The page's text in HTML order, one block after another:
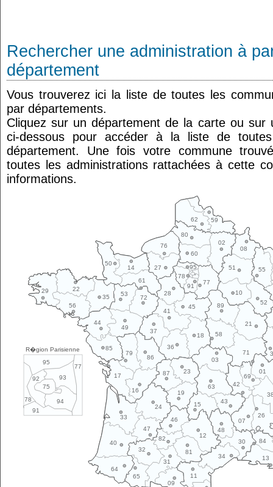
Rechercher une administration à
département
Vous trouverez ici la liste de toutes les
par départements.
Cliquez sur un département de la carte ou sur
ci-dessous pour accéder à la liste de
département. Une fois votre commune
toutes les administrations rattachées à cette
informations.
R�gion Parisienne
77
78
91
95
93
75
94
92
10
11
12
13
14
15
16
17
18
19
21
22
23
24
26
27
28
29
30
31
32
33
34
35
36
37
40
41
42
43
44
45
46
47
48
49
50
51
52
53
55
56
58
59
60
61
62
63
64
65
69
01
02
03
07
08
09
71
72
76
77
78
79
80
81
82 84
85
86
87
89
91
95